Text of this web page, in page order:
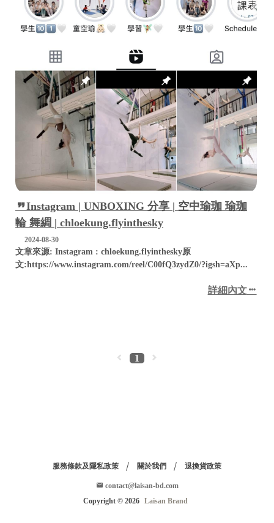
Instagram | UNBOXING 分享 | 空中瑜珈 瑜珈
輪 舞綢 | chloekung.flyinthesky
2024-08-30
文章來源: Instagram : chloekung.flyinthesky原
文:https://www.instagram.com/reel/C00fQ3zydZ0/?igsh=aXp...
詳細內文
1
服務條款及隱私政策 關於我們 退換貨政策
contact@laisan-bd.com
Copyright © 2026 Laisan Brand